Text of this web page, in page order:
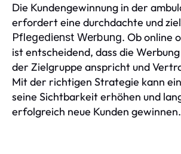
Die Kundengewinnung in der
erfordert eine durchdachte und
Pflegedienst Werbung. Ob online
ist entscheidend, dass die
der Zielgruppe anspricht und
Mit der richtigen Strategie kann
seine Sichtbarkeit erhöhen und
erfolgreich neue Kunden gewinnen.